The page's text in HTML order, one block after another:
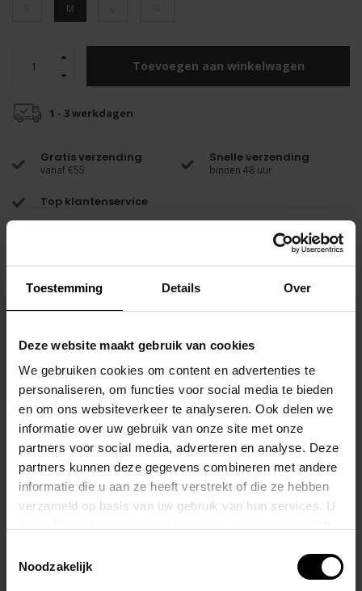
Toestemming Details Over
Deze website maakt gebruik van cookies
We gebruiken cookies om content en advertenties te
personaliseren, om functies voor social media te bieden
en om ons websiteverkeer te analyseren. Ook delen we
informatie over uw gebruik van onze site met onze
partners voor social media, adverteren en analyse. Deze
partners kunnen deze gegevens combineren met andere
informatie die u aan ze heeft verstrekt of die ze hebben
verzameld op basis van uw gebruik van hun services. U
Noodzakelijk
M
Toevoegen aan winkelwagen
1 - 3 werkdagen
Gratis verzending
vanaf €55
Snelle verzending
binnen 48 uur
Top klantenservice
Ben je blij om me te zien, of is dat gewoon ons nieuwe Happy Y-Back
elegante kleuren van luxueus zacht modal met sprankelende
zilveren accenten.
Deze slips zijn niet alleen stijlvol, maar geven je ook een boost die je
kunt voelen.
Met de kenmerkende tailleband, contrasterende stiksels en de
innovatieve ALMOST NAKED® pouch ervaar je ultiem comfort alsof je
niets draagt, gewoon een perfecte pasvorm en een anatomisch
gemak biedt.